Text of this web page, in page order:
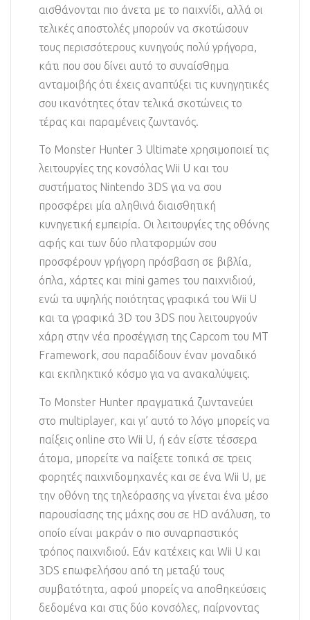
αισθάνονται πιο άνετα με το παιχνίδι, αλλά οι
τελικές αποστολές μπορούν να σκοτώσουν
τους περισσότερους κυνηγούς πολύ γρήγορα,
κάτι που σου δίνει αυτό το συναίσθημα
ανταμοιβής ότι έχεις αναπτύξει τις κυνηγητικές
σου ικανότητες όταν τελικά σκοτώνεις το
τέρας και παραμένεις ζωντανός.
Το Monster Hunter 3 Ultimate χρησιμοποιεί τις
λειτουργίες της κονσόλας Wii U και του
συστήματος Nintendo 3DS για να σου
προσφέρει μία αληθινά διαισθητική
κυνηγετική εμπειρία. Οι λειτουργίες της οθόνης
αφής και των δύο πλατφορμών σου
προσφέρουν γρήγορη πρόσβαση σε βιβλία,
όπλα, χάρτες και mini games του παιχνιδιού,
ενώ τα υψηλής ποιότητας γραφικά του Wii U
και τα γραφικά 3D του 3DS που λειτουργούν
χάρη στην νέα προσέγγιση της Capcom του MT
Framework, σου παραδίδουν έναν μοναδικό
και εκπληκτικό κόσμο για να ανακαλύψεις.
Το Monster Hunter πραγματικά ζωντανεύει
στο multiplayer, και γι’ αυτό το λόγο μπορείς να
παίξεις online στο Wii U, ή εάν είστε τέσσερα
άτομα, μπορείτε να παίξετε τοπικά σε τρεις
φορητές παιχνιδομηχανές και σε ένα Wii U, με
την οθόνη της τηλεόρασης να γίνεται ένα μέσο
παρουσίασης της μάχης σου σε HD ανάλυση, το
οποίο είναι μακράν ο πιο συναρπαστικός
τρόπος παιχνιδιού. Εάν κατέχεις και Wii U και
3DS επωφελήσου από τη μεταξύ τους
συμβατότητα, αφού μπορείς να αποθηκεύσεις
δεδομένα και στις δύο κονσόλες, παίρνοντας